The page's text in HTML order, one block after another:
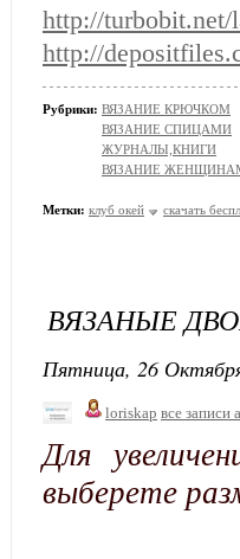
http://turbobit.net/
http://
Рубрики: ВЯЗАНИЕ КРЮЧКОМ
ВЯЗАНИЕ СПИЦАМИ
ЖУРНАЛЫ,КНИГИ
ВЯЗАНИЕ
Метки: клуб окей скачать
ВЯЗАНЫЕ
Пятница, 26
loriskap все записи
Для
выберете